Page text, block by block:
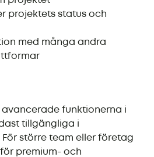
projektets status och
med många andra
avancerade funktionerna i
tillgängliga i
större team eller företag
premium- och